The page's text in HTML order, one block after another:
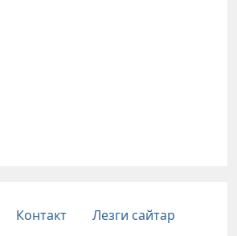
Контакт Лезги сайтар